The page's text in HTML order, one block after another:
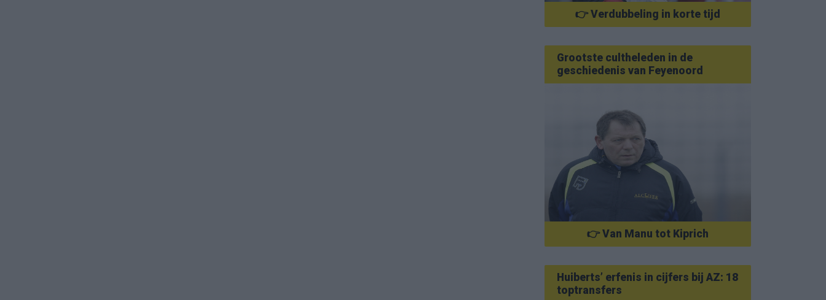
👉 Verdubbeling in korte tijd
Grootste cultheleden in de
geschiedenis van Feyenoord
👉 Van Manu tot Kiprich
Huiberts’ erfenis in cijfers bij AZ: 18
toptransfers